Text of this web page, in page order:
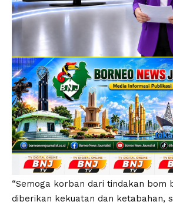
“Semoga korban dari tindakan bom
diberikan kekuatan dan ketabahan,